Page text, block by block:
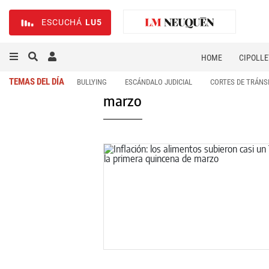
ESCUCHÁ LU5
HOME
TEMAS DEL DÍA BULLYING ESCÁNDALO JUDICIAL CORTES DE
marzo